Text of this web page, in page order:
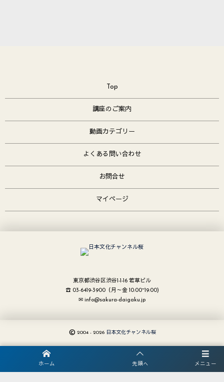
メニュー
ホーム 先頭へ
Top
講座のご案内
動画カテゴリー
よくある問い合わせ
お問合せ
マイページ
東京都渋谷区渋谷1-1-16 若草ビル
☎ 03-6419-3900（月～金 10:00~19:00)
✉ info@sakura-daigaku.jp
©2004 - 2026 日本文化チャンネル桜